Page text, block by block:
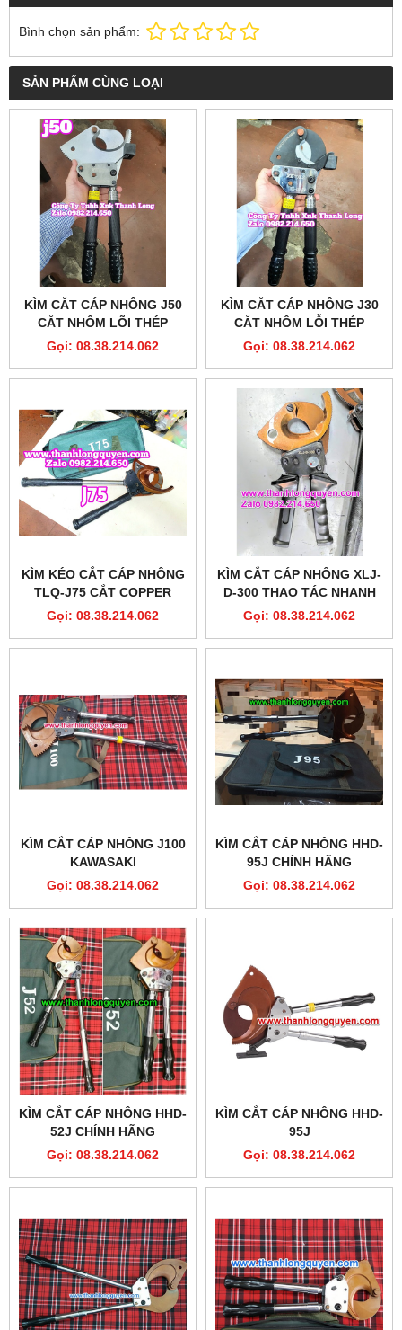
Bình chọn sản phẩm:
SẢN PHẨM CÙNG LOẠI
KÌM CẮT CÁP NHÔNG J50
CẮT NHÔM LÕI THÉP
1440MM2 XC TOOLS
Gọi: 08.38.214.062
KÌM CẮT CÁP NHÔNG J30
CẮT NHÔM LỖI THÉP
620MM2 XC TOOLS CAO
Gọi: 08.38.214.062
KÌM KÉO CẮT CÁP NHÔNG
TLQ-J75 CẮT COPPER
ALUMINIUM DIA 75MM
Gọi: 08.38.214.062
KÌM CẮT CÁP NHÔNG XLJ-
D-300 THAO TÁC NHANH
Gọi: 08.38.214.062
KÌM CẮT CÁP NHÔNG J100
KAWASAKI
Gọi: 08.38.214.062
KÌM CẮT CÁP NHÔNG HHD-
95J CHÍNH HÃNG
Gọi: 08.38.214.062
KÌM CẮT CÁP NHÔNG HHD-
52J CHÍNH HÃNG
Gọi: 08.38.214.062
KÌM CẮT CÁP NHÔNG HHD-
95J
Gọi: 08.38.214.062